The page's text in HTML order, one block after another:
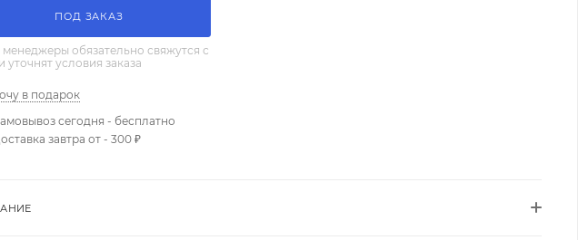
ПОД ЗАКАЗ
обязательно свяжутся с
уточнят условия заказа
в подарок
сегодня - бесплатно
завтра от - 300 ₽